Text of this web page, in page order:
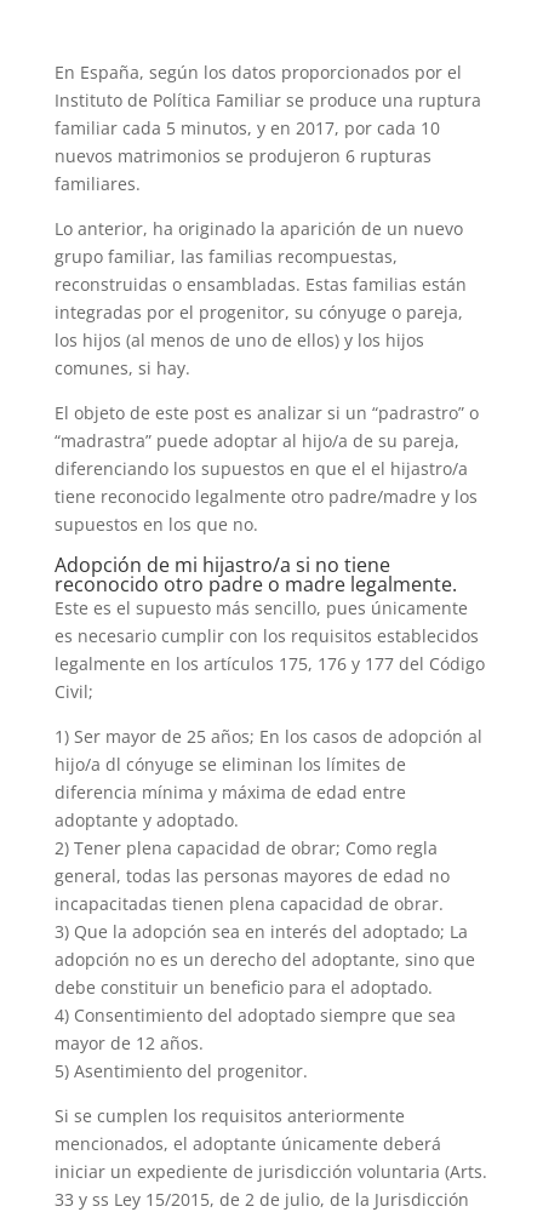
En España, según los datos proporcionados por el
Instituto de Política Familiar se produce una ruptura
familiar cada 5 minutos, y en 2017, por cada 10
nuevos matrimonios se produjeron 6 rupturas
familiares.
Lo anterior, ha originado la aparición de un nuevo
grupo familiar, las familias recompuestas,
reconstruidas o ensambladas. Estas familias están
integradas por el progenitor, su cónyuge o pareja,
los hijos (al menos de uno de ellos) y los hijos
comunes, si hay.
El objeto de este post es analizar si un “padrastro” o
“madrastra” puede adoptar al hijo/a de su pareja,
diferenciando los supuestos en que el el hijastro/a
tiene reconocido legalmente otro padre/madre y los
supuestos en los que no.
Adopción de mi hijastro/a si no tiene
reconocido otro padre o madre legalmente.
Este es el supuesto más sencillo, pues únicamente
es necesario cumplir con los requisitos establecidos
legalmente en los artículos 175, 176 y 177 del Código
Civil;
1) Ser mayor de 25 años; En los casos de adopción al
hijo/a dl cónyuge se eliminan los límites de
diferencia mínima y máxima de edad entre
adoptante y adoptado.
2) Tener plena capacidad de obrar; Como regla
general, todas las personas mayores de edad no
incapacitadas tienen plena capacidad de obrar.
3) Que la adopción sea en interés del adoptado; La
adopción no es un derecho del adoptante, sino que
debe constituir un beneficio para el adoptado.
4) Consentimiento del adoptado siempre que sea
mayor de 12 años.
5) Asentimiento del progenitor.
Si se cumplen los requisitos anteriormente
mencionados, el adoptante únicamente deberá
iniciar un expediente de jurisdicción voluntaria (Arts.
33 y ss Ley 15/2015, de 2 de julio, de la Jurisdicción